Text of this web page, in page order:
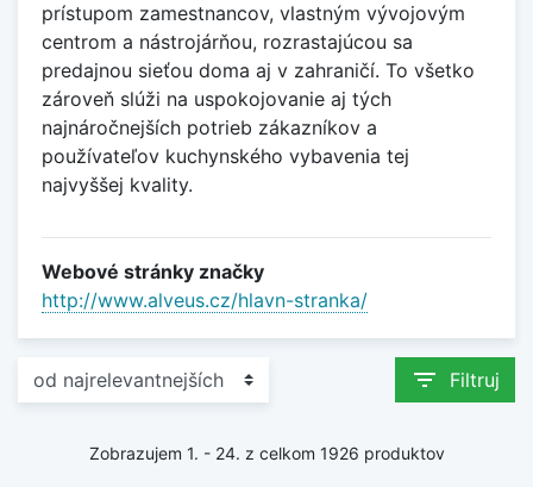
prístupom zamestnancov, vlastným vývojovým
centrom a nástrojárňou, rozrastajúcou sa
predajnou sieťou doma aj v zahraničí. To všetko
zároveň slúži na uspokojovanie aj tých
najnáročnejších potrieb zákazníkov a
používateľov kuchynského vybavenia tej
najvyššej kvality.
Webové stránky značky
http://www.alveus.cz/hlavn-stranka/
filter_list Filtruj
Zobrazujem 1. - 24. z celkom 1926 produktov